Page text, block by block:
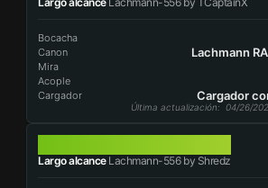
Bocacha
Canon Lachmann
Mira
Acople
Cargador Cargador
Última actualización: 04/26/
Largo alcanceLachmann-556 by Shredz